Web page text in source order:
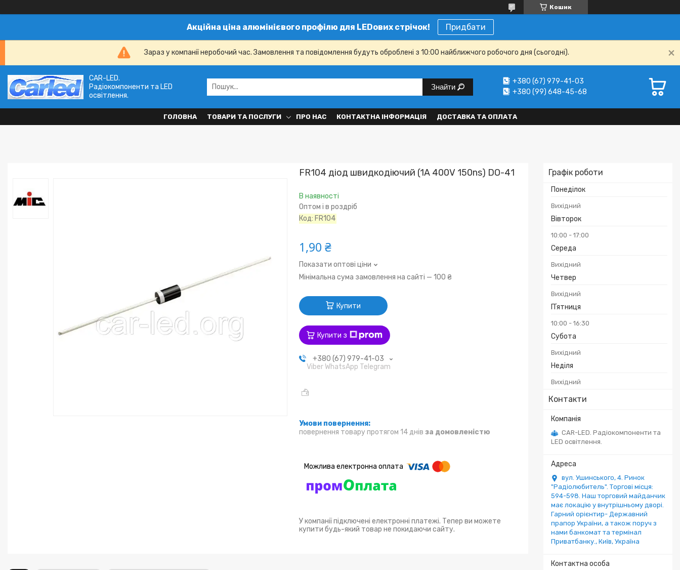
Кошик
Акційна ціна алюмінієвого профілю для LEDових стрічок! Придбати
Зараз у компанії неробочий час. Замовлення та повідомлення будуть оброблені з 10:00 найближчого робочого дня (сьогодні).
CAR-LED.
Радіокомпоненти та LED
освітлення.
Знайти
+380 (67) 979-41-03
+380 (99) 648-45-68
ГОЛОВНА ТОВАРИ ТА ПОСЛУГИ ПРО НАС КОНТАКТНА ІНФОРМАЦІЯ ДОСТАВКА ТА ОПЛАТА
Графік роботи
Понеділок
Вихідний
Вівторок
10:00 17:00
Середа
Вихідний
Четвер
Вихідний
Пʼятниця
10:00 16:30
Субота
Вихідний
Неділя
Вихідний
Контакти
CAR-LED. Радіокомпоненти та
LED освітлення.
вул. Ушинського, 4. Ринок
"Радіолюбитель". Торгові місця:
594-598. Наш торговий майданчик
має локацію у внутрішньому дворі.
Гарний орієнтир- Державний
прапор України, а також поруч з
нами банкомат та термінал
Приватбанку., Київ, Україна
FR104 діод швидкодіючий (1A 400V 150ns) DO-41
В наявності
Оптом і в роздріб
Код: FR104
1,90 ₴
Показати оптові ціни
Мінімальна сума замовлення на сайті — 100 ₴
Купити
Купити з
+380 (67) 979-41-03
Viber WhatsApp Telegram
повернення товару протягом 14 днів за домовленістю
У компанії підключені електронні платежі. Тепер ви можете
купити будь-який товар не покидаючи сайту.